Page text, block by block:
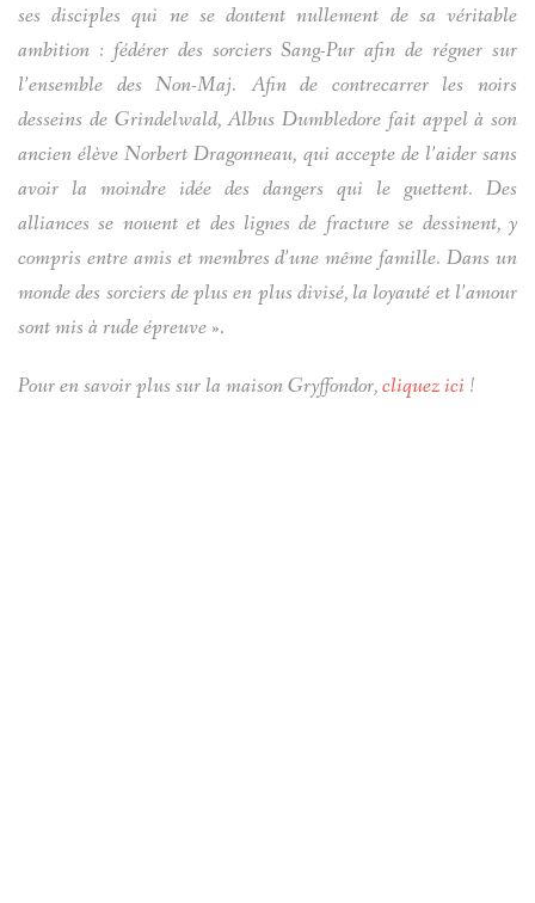
ses disciples qui ne se doutent nullement de sa véritable
ambition : fédérer des sorciers Sang-Pur afin de régner sur
l’ensemble des Non-Maj. Afin de contrecarrer les noirs
desseins de Grindelwald, Albus Dumbledore fait appel à son
ancien élève Norbert Dragonneau, qui accepte de l’aider sans
avoir la moindre idée des dangers qui le guettent. Des
alliances se nouent et des lignes de fracture se dessinent, y
compris entre amis et membres d’une même famille. Dans un
monde des sorciers de plus en plus divisé, la loyauté et l’amour
sont mis à rude épreuve ».
Pour en savoir plus sur la maison Gryffondor,cliquez ici !